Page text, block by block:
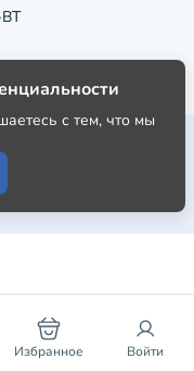
Избранное Войти
с тем, что мы